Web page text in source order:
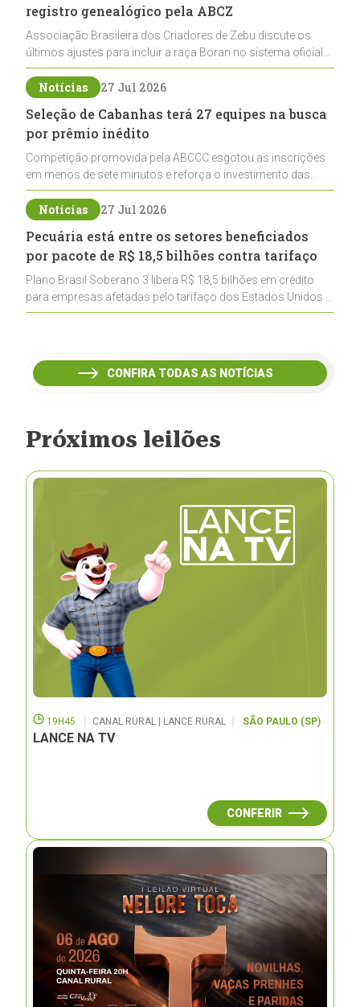
registro genealógico pela ABCZ
Associação Brasileira dos Criadores de Zebu discute os
últimos ajustes para incluir a raça Boran no sistema oficial
de registros, abrindo caminho para sua expansão na
pecuária nacional
Notícias 27 Jul 2026
Seleção de Cabanhas terá 27 equipes na busca
por prêmio inédito
Competição promovida pela ABCCC esgotou as inscrições
em menos de sete minutos e reforça o investimento das
cabanhas na seleção genética de Cavalos Crioulos voltados
ao laço
Notícias 27 Jul 2026
Pecuária está entre os setores beneficiados
por pacote de R$ 18,5 bilhões contra tarifaço
Plano Brasil Soberano 3 libera R$ 18,5 bilhões em crédito
para empresas afetadas pelo tarifaço dos Estados Unidos e
inclui a pecuária entre os setores estratégicos
CONFIRA TODAS AS NOTÍCIAS
Próximos leilões
19H45 CANAL RURAL | LANCE RURAL SÃO PAULO (SP)
LANCE NA TV
CONFERIR